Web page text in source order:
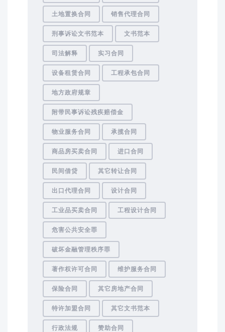
土地置换合同 销售代理合同
刑事诉讼文书范本 文书范本
司法解释 实习合同
设备租赁合同 工程承包合同
地方政府规章
附带民事诉讼残疾赔偿金
物业服务合同 承揽合同
商品房买卖合同 进口合同
民间借贷 其它转让合同
出口代理合同 设计合同
工业品买卖合同 工程设计合同
危害公共安全罪
破坏金融管理秩序罪
著作权许可合同 维护服务合同
保险合同 其它房地产合同
特许加盟合同 其它文书范本
行政法规 赞助合同